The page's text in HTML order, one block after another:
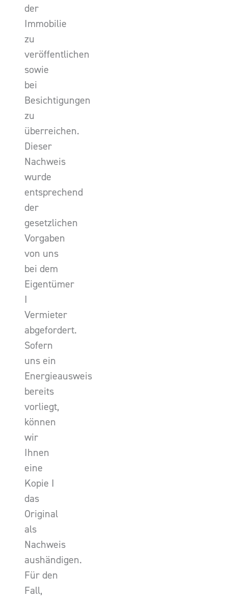
der
Immobilie
zu
veröffentlichen
sowie
bei
Besichtigungen
zu
überreichen.
Dieser
Nachweis
wurde
entsprechend
der
gesetzlichen
Vorgaben
von uns
bei dem
Eigentümer
I
Vermieter
abgefordert.
Sofern
uns ein
Energieausweis
bereits
vorliegt,
können
wir
Ihnen
eine
Kopie I
das
Original
als
Nachweis
aushändigen.
Für den
Fall,